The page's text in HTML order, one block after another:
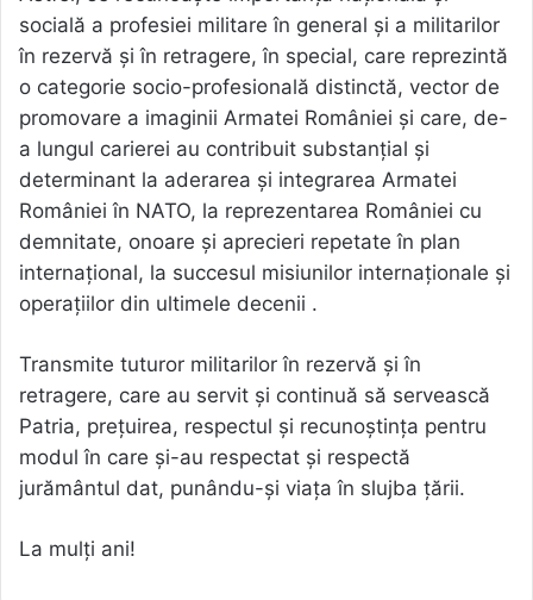
socială a profesiei militare în general și a militarilor
în rezervă și în retragere, în special, care reprezintă
o categorie socio-profesională distinctă, vector de
promovare a imaginii Armatei României și care, de-
a lungul carierei au contribuit substanțial și
determinant la aderarea și integrarea Armatei
României în NATO, la reprezentarea României cu
demnitate, onoare și aprecieri repetate în plan
internațional, la succesul misiunilor internaționale și
operațiilor din ultimele decenii .
Transmite tuturor militarilor în rezervă și în
retragere, care au servit și continuă să servească
Patria, preţuirea, respectul și recunoștința pentru
modul în care și-au respectat și respectă
jurământul dat, punându-și viața în slujba țării.
La mulți ani!